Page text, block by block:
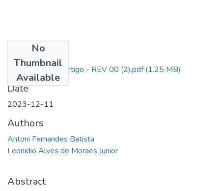
No
Thumbnail
Available
AL SD Antoni - Artigo - REV 00 (2).pdf(1.25 MB)
Date
2023-12-11
Authors
Antoni Fernandes Batista
Leonidio Alves de Moraes Junior
Abstract